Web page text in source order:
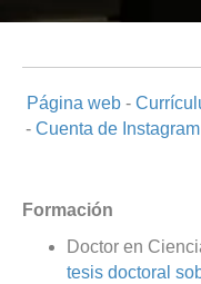
Página web-
- Cuenta de Instagram
Formación
Doctor en
tesis doctoral